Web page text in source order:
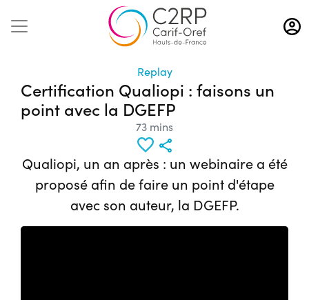
Aller
au
contenu
Replay
Certification Qualiopi : faisons un
point avec la DGEFP
73 mins
Qualiopi, un an après : un webinaire a été
proposé afin de faire un point d'étape
avec son auteur, la DGEFP.